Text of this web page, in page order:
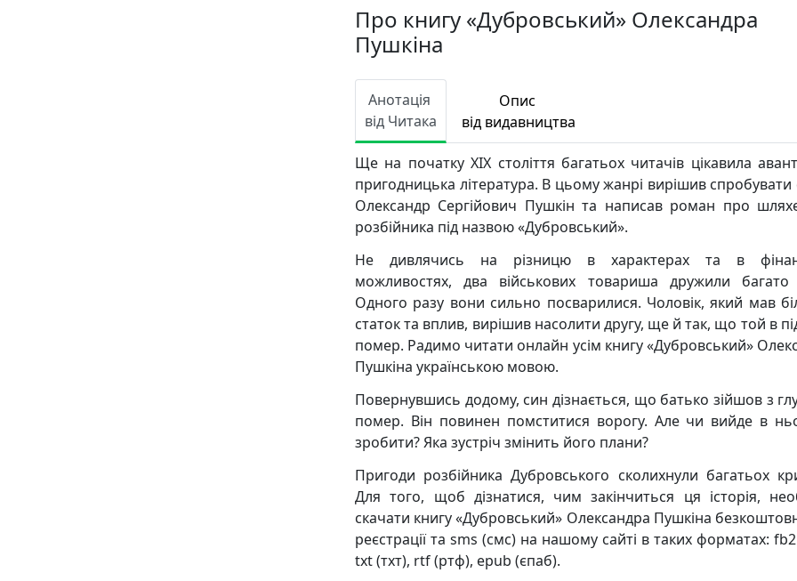
Про книгу «Дубровський» Олександра
Пушкіна
Анотація
від Читака
Опис
від видавництва
Ще на початку ХІХ століття багатьох читачів цікавила
пригодницька література. В цьому жанрі вирішив спробувати
Олександр Сергійович Пушкін та написав роман про
розбійника під назвою «Дубровський».
Не дивлячись на різницю в характерах та в
можливостях, два військових товариша дружили багато
Одного разу вони сильно посварилися. Чоловік, який мав
статок та вплив, вирішив насолити другу, ще й так, що той в
помер. Радимо читати онлайн усім книгу «Дубровський»
Пушкіна українською мовою.
Повернувшись додому, син дізнається, що батько зійшов з
помер. Він повинен помститися ворогу. Але чи вийде в
зробити? Яка зустріч змінить його плани?
Пригоди розбійника Дубровського сколихнули багатьох
Для того, щоб дізнатися, чим закінчиться ця історія,
скачати книгу «Дубровський» Олександра Пушкіна
реєстрації та sms (смс) на нашому сайті в таких форматах:
txt (тхт), rtf (ртф), epub (єпаб).